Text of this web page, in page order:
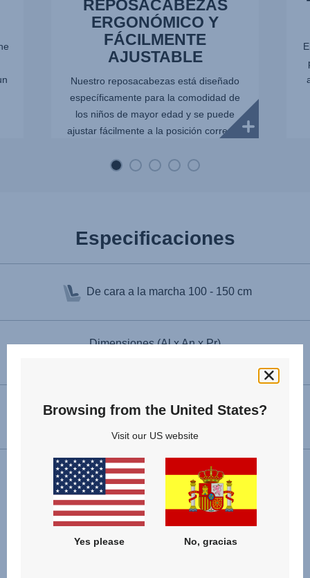
REPOSACABEZAS
ERGONÓMICO Y
FÁCILMENTE
AJUSTABLE
Nuestro reposacabezas está diseñado
específicamente para la comodidad de
los niños de mayor edad y se puede
ajustar fácilmente a la posición correcta.
del reposacabezas ayudan...
Especificaciones
De cara a la marcha 100 - 150 cm
Dimensiones (Al x An x Pr)
Peso del producto
Browsing from the United States?
Visit our US website
Yes please No, gracias